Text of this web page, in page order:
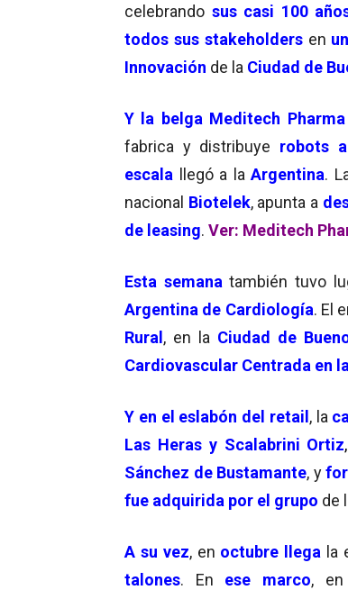
celebrando sus casi 100
todos sus stakeholders en
Innovación de la Ciudad de
Y la belga Meditech
fabrica y distribuye robots
escala llegó a laArgentina.
nacional Biotelek, apunta a
de leasing. Ver: Meditech
Esta semana también tuvo
Argentina de Cardiología. El
Rural, en la Ciudad de
Cardiovascular Centrada en
Y en el eslabón del retail, la
Las Heras y Scalabrini Ortiz
Sánchez de Bustamante, y
fue adquirida por el grupo de
A su vez, en octubre llega la
talones. En ese marco,